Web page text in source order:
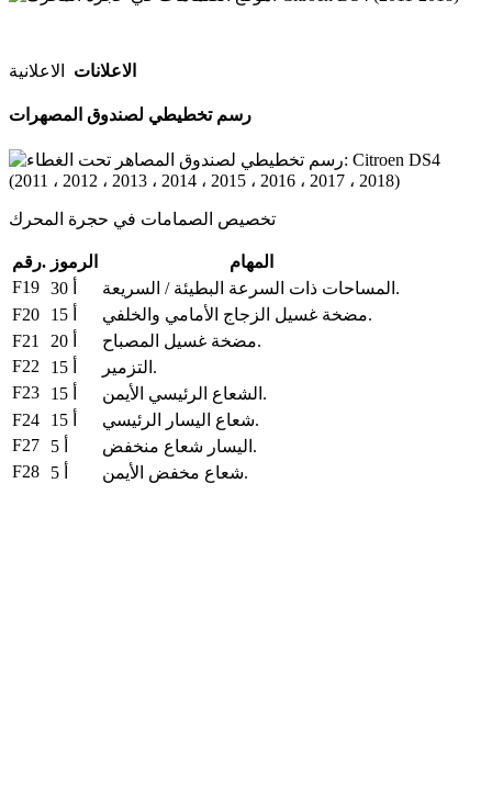
الاعلانات الاعلانية
رسم تخطيطي لصندوق المصهرات
تخصيص الصمامات في حجرة المحرك
رقم. الرموز
المهام
F19
المساحات ذات السرعة البطيئة / السريعة.
F20
مضخة غسيل الزجاج الأمامي والخلفي.
F21
مضخة غسيل المصباح.
F22
التزمير.
F23
الشعاع الرئيسي الأيمن.
F24
شعاع اليسار الرئيسي.
F27
اليسار شعاع منخفض.
F28
شعاع مخفض الأيمن.